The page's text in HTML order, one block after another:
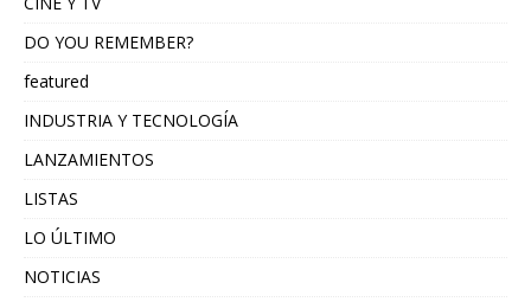
DO YOU REMEMBER?
featured
INDUSTRIA Y TECNOLOGÍA
LANZAMIENTOS
LISTAS
LO ÚLTIMO
NOTICIAS